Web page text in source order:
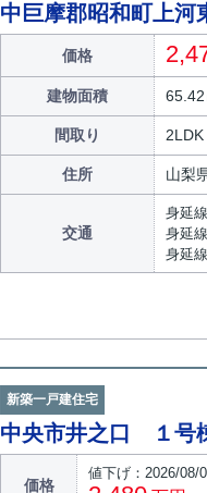
中巨摩郡昭和町上
価格
建物面積 65.42
間取り 2LDK
住所 山梨
交通
身延
身延
身延
新築一戸建住宅
中央市井之口 １号
価格
値下げ：2026/08/